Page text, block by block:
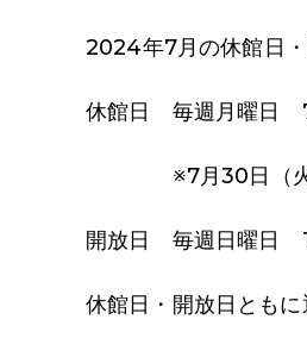
2024年7月の休館日・
休館日 毎週月曜日
※7月30日（火）と
開放日 毎週日曜日
休館日・開放日とも